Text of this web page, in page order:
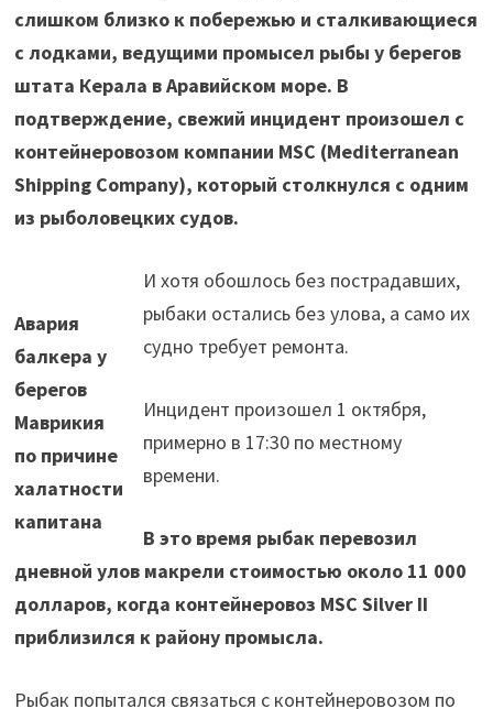
слишком близко к побережью и сталкивающиеся
с лодками, ведущими промысел рыбы у берегов
штата Керала в Аравийском море. В
подтверждение, свежий инцидент произошел с
контейнеровозом компании MSC (Mediterranean
Shipping Company), который столкнулся с одним
из рыболовецких судов.
Авария
балкера у
берегов
Маврикия
по причине
халатности
капитана
И хотя обошлось без пострадавших,
рыбаки остались без улова, а само их
судно требует ремонта.
Инцидент произошел 1 октября,
примерно в 17:30 по местному
времени.
В это время рыбак перевозил
дневной улов макрели стоимостью около 11 000
долларов, когда контейнеровоз MSC Silver II
приблизился к району промысла.
Рыбак попытался связаться с контейнеровозом по